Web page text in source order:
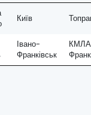
Київ
Івано-
Франківськ
КМЛА